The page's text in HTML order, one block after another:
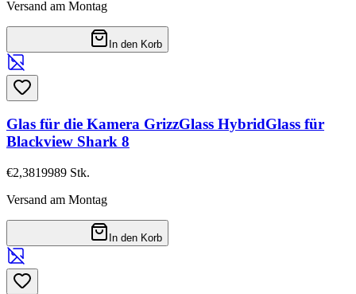
Versand am Montag
In den Korb
Glas für die Kamera GrizzGlass HybridGlass für
Blackview Shark 8
€2,3819989 Stk.
Versand am Montag
In den Korb